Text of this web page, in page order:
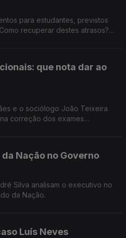
para estudantes, previstos
recuperar destes atrasos?
que nota dar ao
e o sociólogo João Teixeira
correção dos exames
Nação no Governo
Silva analisam o executivo no
da Nação.
Luís Neves